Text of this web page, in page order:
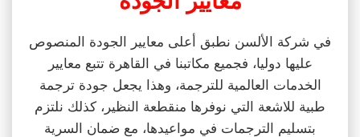
في شركة الألسن نطبق أعلى معايير الجودة المنصوص
عليها دوليا، فجميع مكاتبنا في القاهرة تتبع معايير
الخدمات العالمية للترجمة، وهذا يجعل جودة ترجمة
طبية للاشعة التي نوفرها منقطعة النظير، كذلك نلتزم
بتسليم الترجمات في مواعيدها، مع ضمان السرية